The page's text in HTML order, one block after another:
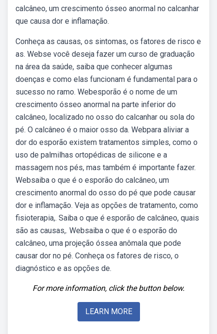
calcâneo, um crescimento ósseo anormal no calcanhar
que causa dor e inflamação.
Conheça as causas, os sintomas, os fatores de risco e
as. Webse você deseja fazer um curso de graduação
na área da saúde, saiba que conhecer algumas
doenças e como elas funcionam é fundamental para o
sucesso no ramo. Webesporão é o nome de um
crescimento ósseo anormal na parte inferior do
calcâneo, localizado no osso do calcanhar ou sola do
pé. O calcâneo é o maior osso da. Webpara aliviar a
dor do esporão existem tratamentos simples, como o
uso de palmilhas ortopédicas de silicone e a
massagem nos pés, mas também é importante fazer.
Websaiba o que é o esporão do calcâneo, um
crescimento anormal do osso do pé que pode causar
dor e inflamação. Veja as opções de tratamento, como
fisioterapia,. Saiba o que é esporão de calcâneo, quais
são as causas,. Websaiba o que é o esporão do
calcâneo, uma projeção óssea anômala que pode
causar dor no pé. Conheça os fatores de risco, o
diagnóstico e as opções de.
For more information, click the button below.
LEARN MORE